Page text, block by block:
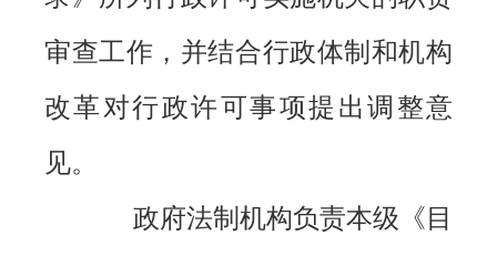
审查工作，并结合行政体制和机构
改革对行政许可事项提出调整意
见。
政府法制机构负责本级《目